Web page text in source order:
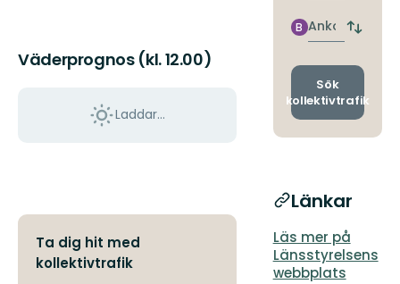
Väderprognos (kl. 12.00)
Laddar...
Ta dig hit med
kollektivtrafik
Ankomst
B
Byt
och
Sök
kollektivtrafik
Länkar
Läs mer på
Länsstyrelsens
webbplats